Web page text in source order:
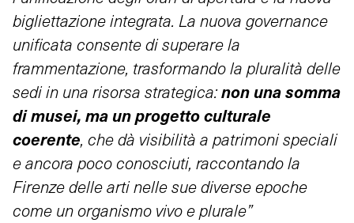
bigliettazione integrata. La nuova governance
unificata consente di superare la
frammentazione, trasformando la pluralità delle
sedi in una risorsa strategica:non una somma
di musei, ma un progetto culturale
coerente, che dà visibilità a patrimoni speciali
e ancora poco conosciuti, raccontando la
Firenze delle arti nelle sue diverse epoche
come un organismo vivo e plurale”